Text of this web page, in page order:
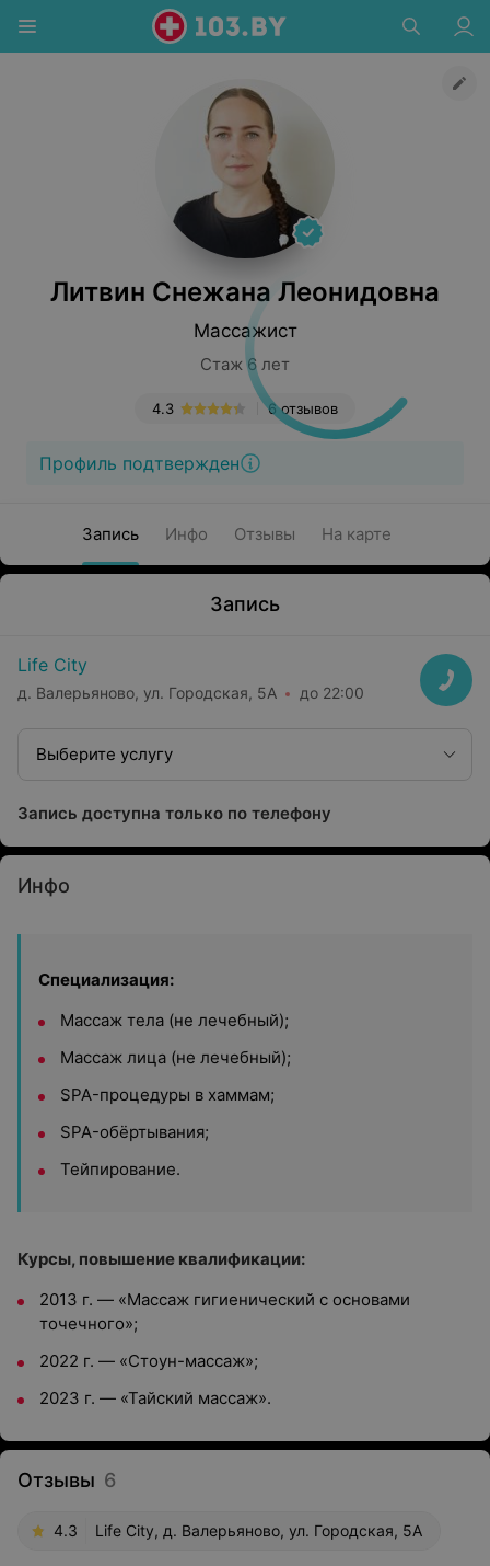
Литвин Снежана Леонидовна
Массажист
Стаж 6 лет
6 отзывов
4.3
Профиль подтвержден
Запись Инфо Отзывы На карте
Запись
Life City
д. Валерьяново, ул. Городская, 5А до 22:00
Выберите услугу
Запись доступна только по телефону
Инфо
Специализация:
Массаж тела (не лечебный);
Массаж лица (не лечебный);
SPA-процедуры в хаммам;
SPA-обёртывания;
Тейпирование.
Курсы, повышение квалификации:
2013 г. — «Массаж гигиенический с основами
точечного»;
2022 г. — «Стоун-массаж»;
2023 г. — «Тайский массаж».
Отзывы 6
4.3 Life City, д. Валерьяново, ул. Городская, 5А